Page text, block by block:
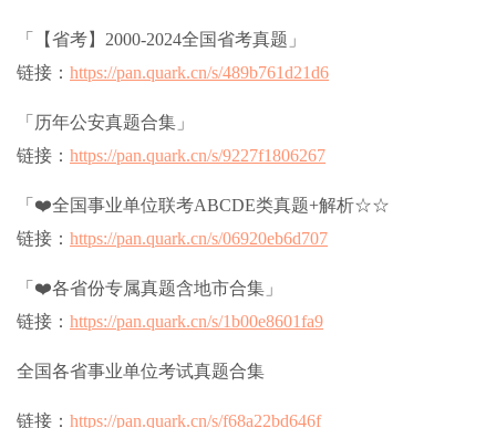
「【省考】2000-2024全国省考真题」
链接： https://pan.quark.cn/s/489b761d21d6
「历年公安真题合集」
链接： https://pan.quark.cn/s/9227f1806267
「❤️全国事业单位联考ABCDE类真题+解析☆☆
链接： https://pan.quark.cn/s/06920eb6d707
「❤️各省份专属真题含地市合集」
链接： https://pan.quark.cn/s/1b00e8601fa9
全国各省事业单位考试真题合集
链接： https://pan.quark.cn/s/f68a22bd646f